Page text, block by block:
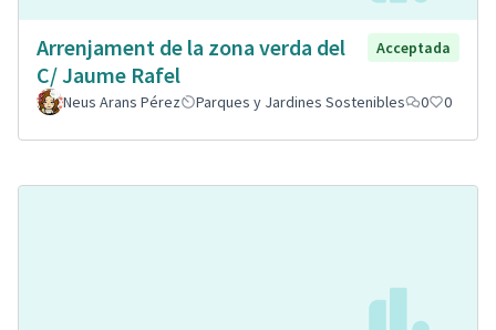
Arrenjament de la zona verda del
C/ Jaume Rafel
Acceptada
Neus Arans Pérez Parques y Jardines Sostenibles 0 0